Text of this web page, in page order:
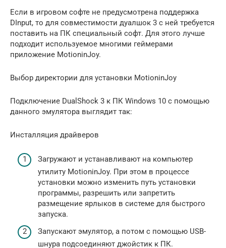
Если в игровом софте не предусмотрена поддержка
DInput, то для совместимости дуалшок 3 с ней требуется
поставить на ПК специальный софт. Для этого лучше
подходит используемое многими геймерами
приложение MotioninJoy.
Выбор директории для установки MotioninJoy
Подключение DualShock 3 к ПК Windows 10 с помощью
данного эмулятора выглядит так:
Инсталляция драйверов
Загружают и устанавливают на компьютер
утилиту MotioninJoy. При этом в процессе
установки можно изменить путь установки
программы, разрешить или запретить
размещение ярлыков в системе для быстрого
запуска.
Запускают эмулятор, а потом с помощью USB-
шнура подсоединяют джойстик к ПК.